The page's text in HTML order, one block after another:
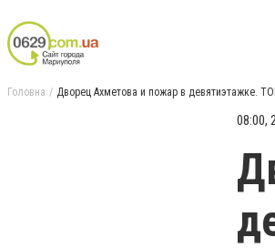
Головна Дворец Ахметова и пожар в девятиэтажке.
08:00,